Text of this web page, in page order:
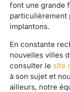
font une grande
particulièrement
implantons.
En constante
nouvelles villes
consulter le site
à son sujet et
ailleurs, notre